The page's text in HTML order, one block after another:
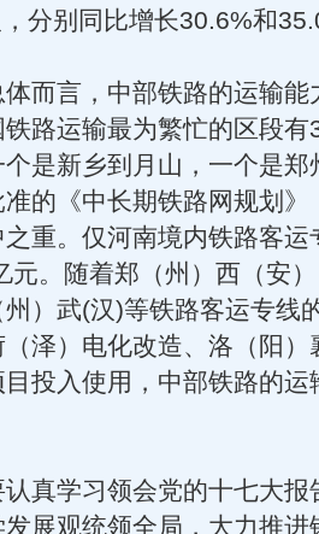
分别同比增长30.6%和
言，中部铁路的运输能
路运输最为繁忙的区段有
是新乡到月山，一个是郑
的《中长期铁路网规划》
重。仅河南境内铁路客运
元。随着郑（州）西（安
州）武(汉)等铁路客运专线
泽）电化改造、洛（阳）
投入使用，中部铁路的运
学习领会党的十七大报
展观统领全局，大力推进